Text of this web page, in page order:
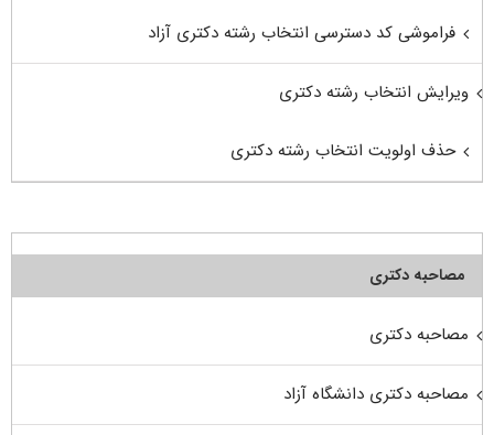
فراموشی کد دسترسی انتخاب رشته دکتری آزاد
ویرایش انتخاب رشته دکتری
حذف اولویت انتخاب رشته دکتری
مصاحبه دکتری
مصاحبه دکتری
مصاحبه دکتری دانشگاه آزاد